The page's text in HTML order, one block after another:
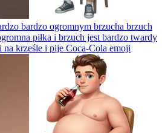
bardzo ogromnym brzucha brzuch
piłka i brzuch jest bardzo twardy
krześle i pije Coca-Cola emoji